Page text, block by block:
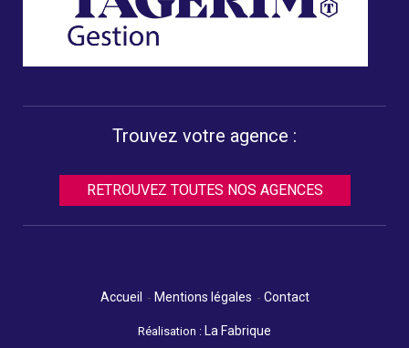
Trouvez votre agence :
RETROUVEZ TOUTES NOS AGENCES
Accueil Mentions légales Contact
Réalisation : La Fabrique